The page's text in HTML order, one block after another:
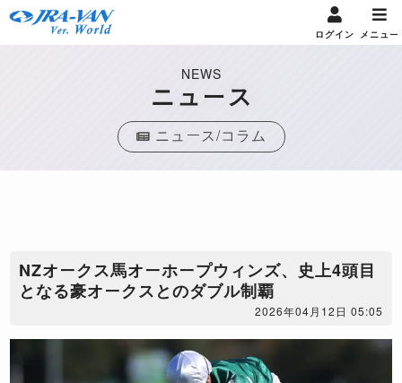
ログイン メニュー
NEWS
ニュース
ニュース/コラム
NZオークス馬オーホープウィンズ、史上4頭目
となる豪オークスとのダブル制覇
2026年04月12日 05:05